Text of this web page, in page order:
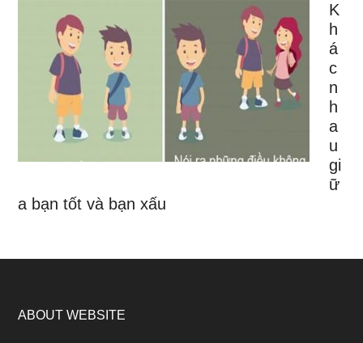
K
h
á
c
n
h
a
u
gi
ữ
a bạn tốt và bạn xấu
ABOUT WEBSITE